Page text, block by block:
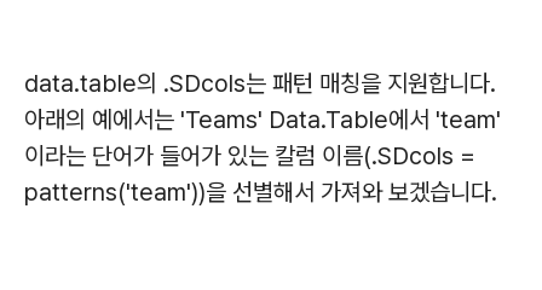
data.table의 .SDcols는 패턴 매칭을 지원합니다.
아래의 예에서는 'Teams' Data.Table에서 'team'
이라는 단어가 들어가 있는 칼럼 이름(.SDcols =
patterns('team'))을 선별해서 가져와 보겠습니다.